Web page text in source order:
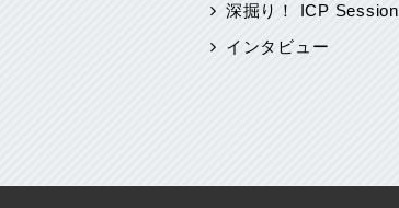
深掘り！ ICP Session
インタビュー